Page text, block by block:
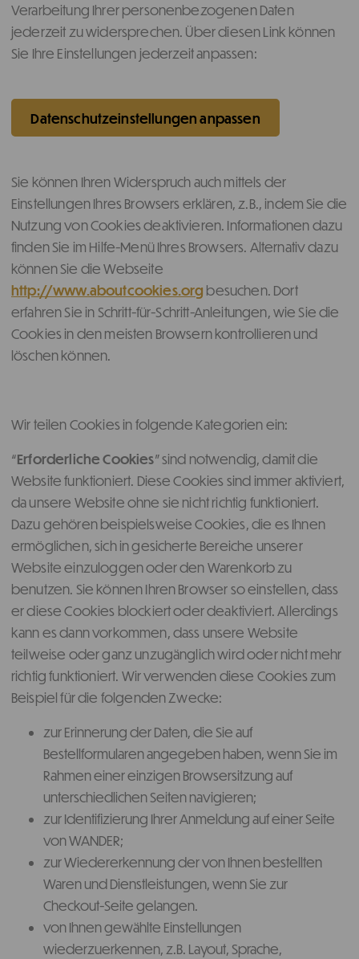
Verarbeitung Ihrer personenbezogenen Daten
jederzeit zu widersprechen. Über diesen Link können
Sie Ihre Einstellungen jederzeit anpassen:
Datenschutzeinstellungen anpassen
Sie können Ihren Widerspruch auch mittels der
Einstellungen Ihres Browsers erklären, z.B., indem Sie die
Nutzung von Cookies deaktivieren. Informationen dazu
finden Sie im Hilfe-Menü Ihres Browsers. Alternativ dazu
können Sie die Webseite
http://www.aboutcookies.org besuchen. Dort
erfahren Sie in Schritt-für-Schritt-Anleitungen, wie Sie die
Cookies in den meisten Browsern kontrollieren und
löschen können.
Wir teilen Cookies in folgende Kategorien ein:
“Erforderliche Cookies” sind notwendig, damit die
Website funktioniert. Diese Cookies sind immer aktiviert,
da unsere Website ohne sie nicht richtig funktioniert.
Dazu gehören beispielsweise Cookies, die es Ihnen
ermöglichen, sich in gesicherte Bereiche unserer
Website einzuloggen oder den Warenkorb zu
benutzen. Sie können Ihren Browser so einstellen, dass
er diese Cookies blockiert oder deaktiviert. Allerdings
kann es dann vorkommen, dass unsere Website
teilweise oder ganz unzugänglich wird oder nicht mehr
richtig funktioniert. Wir verwenden diese Cookies zum
Beispiel für die folgenden Zwecke:
zur Erinnerung der Daten, die Sie auf
Bestellformularen angegeben haben, wenn Sie im
Rahmen einer einzigen Browsersitzung auf
unterschiedlichen Seiten navigieren;
zur Identifizierung Ihrer Anmeldung auf einer Seite
von WANDER;
zur Wiedererkennung der von Ihnen bestellten
Waren und Dienstleistungen, wenn Sie zur
Checkout-Seite gelangen.
von Ihnen gewählte Einstellungen
wiederzuerkennen, z.B. Layout, Sprache,